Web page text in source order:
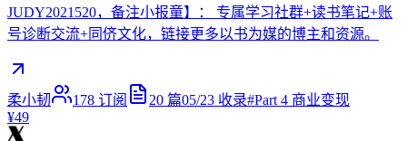
JUDY2021520，备注小报童】： 专属学习社群+读书笔记+账
号诊断交流+同侪文化，链接更多以书为媒的博主和资源。
柔小韧 178 订阅 20 篇05/23 收录#Part 4 商业变现
¥49